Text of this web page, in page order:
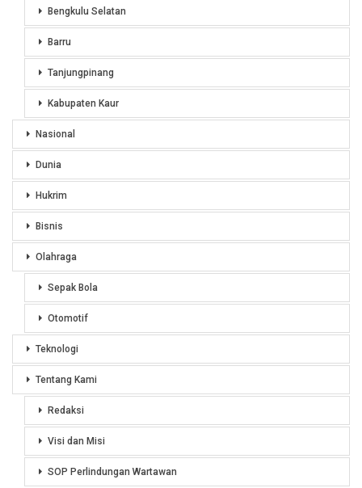
Bengkulu Selatan
Barru
Tanjungpinang
Kabupaten Kaur
Nasional
Dunia
Hukrim
Bisnis
Olahraga
Sepak Bola
Otomotif
Teknologi
Tentang Kami
Redaksi
Visi dan Misi
SOP Perlindungan Wartawan